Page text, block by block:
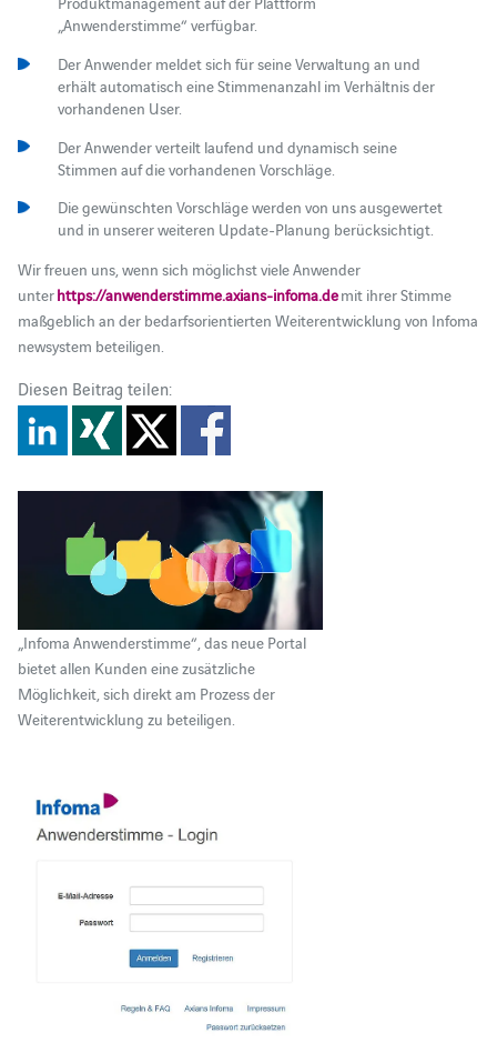
„Anwenderstimme“ verfügbar.
Der Anwender meldet sich für seine Verwaltung an und
erhält automatisch eine Stimmenanzahl im Verhältnis der
vorhandenen User.
Der Anwender verteilt laufend und dynamisch seine
Stimmen auf die vorhandenen Vorschläge.
Die gewünschten Vorschläge werden von uns ausgewertet
und in unserer weiteren Update-Planung berücksichtigt.
Wir freuen uns, wenn sich möglichst viele Anwender
unterhttps://anwenderstimme.axians-infoma.demit ihrer Stimme
maßgeblich an der bedarfsorientierten Weiterentwicklung von Infoma
newsystem beteiligen.
Diesen Beitrag teilen:
„Infoma Anwenderstimme“, das neue Portal
bietet allen Kunden eine zusätzliche
Möglichkeit, sich direkt am Prozess der
Weiterentwicklung zu beteiligen.